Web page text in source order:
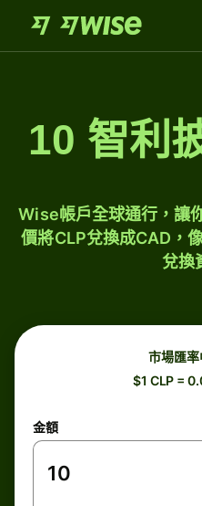
10 智利
Wise帳戶全球通行，讓
價將CLP兌換成CAD，
兌換
市場匯
$1 CLP =
金額